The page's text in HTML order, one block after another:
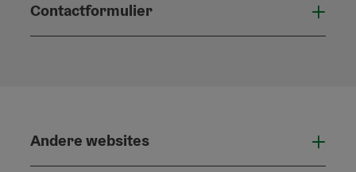
Contactformulier
Andere websites